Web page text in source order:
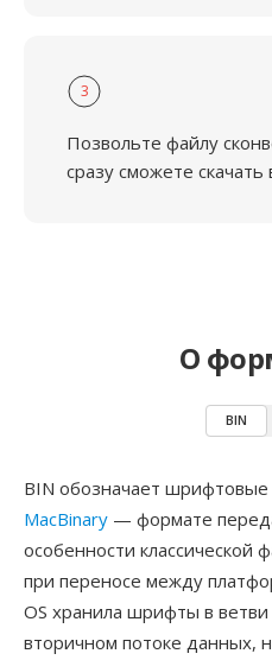
3
Позвольте файлу
сразу сможете
О
BIN
BIN обозначает
MacBinary — формате
особенности классической
при переносе между
OS хранила шрифты в
вторичном потоке данных,